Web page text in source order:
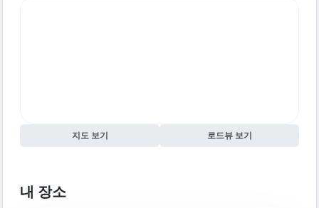
지도 보기 로드뷰 보기
내 장소